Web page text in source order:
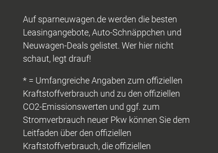
Auf sparneuwagen.de werden die besten
Leasingangebote, Auto-Schnäppchen und
Neuwagen-Deals gelistet. Wer hier nicht
schaut, legt drauf!
* = Umfangreiche Angaben zum offiziellen
Kraftstoffverbrauch und zu den offiziellen
CO2-Emissionswerten und ggf. zum
Stromverbrauch neuer Pkw können Sie dem
Leitfaden über den offiziellen
Kraftstoffverbrauch, die offiziellen